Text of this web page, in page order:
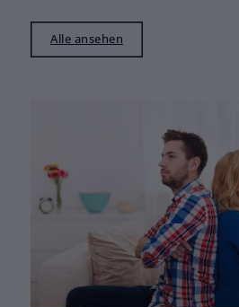
Alle ansehen